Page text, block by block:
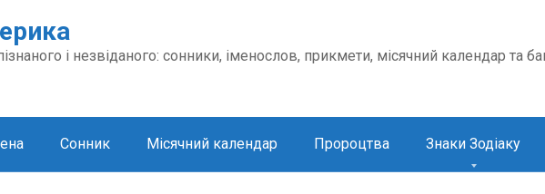
і незвіданого: сонники, іменослов, прикмети, місячний календар та
Сонник Місячний календар Пророцтва Знаки Зодіаку